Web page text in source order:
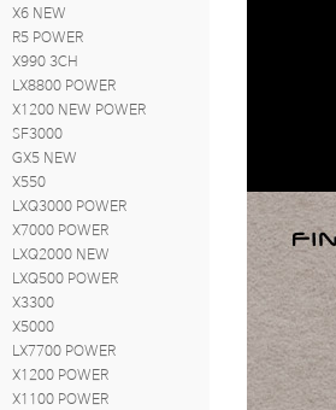
X6 NEW
R5 POWER
X990 3CH
LX8800 POWER
X1200 NEW POWER
SF3000
GX5 NEW
X550
LXQ3000 POWER
X7000 POWER
LXQ2000 NEW
LXQ500 POWER
X3300
X5000
LX7700 POWER
X1200 POWER
X1100 POWER